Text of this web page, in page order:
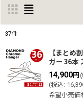
表示数:
並び順:
37件
【まとめ
ガー 36本
14,900円 (
(税込 :
希望小売価